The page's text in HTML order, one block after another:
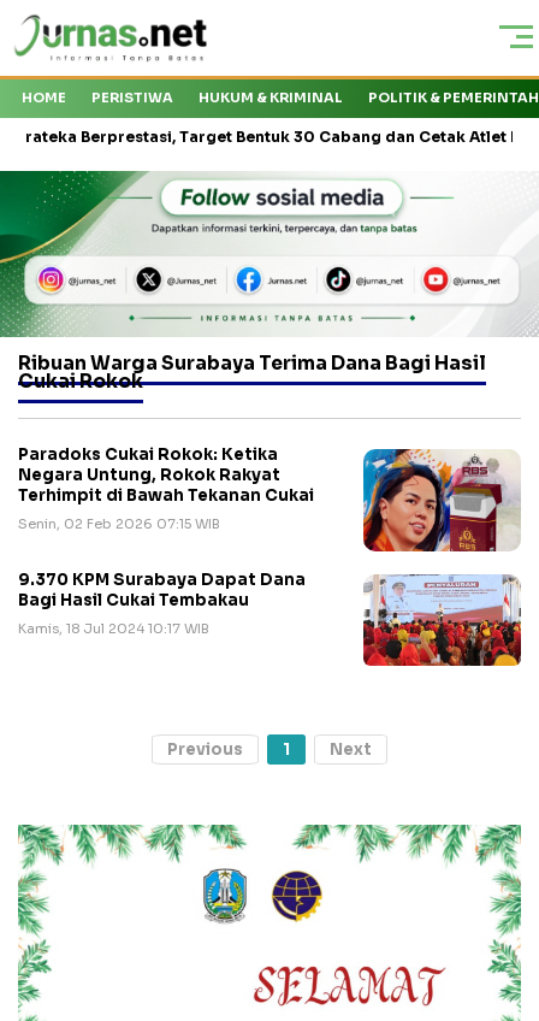
HOME PERISTIWA HUKUM & KRIMINAL POLITIK &
Berprestasi, Target Bentuk 30 Cabang dan Cetak Atlet Nasional
Ribuan Warga Surabaya Terima Dana Bagi Hasil
Cukai Rokok
Paradoks Cukai Rokok: Ketika
Negara Untung, Rokok Rakyat
Terhimpit di Bawah Tekanan Cukai
Senin, 02 Feb 2026 07:15 WIB
9.370 KPM Surabaya Dapat Dana
Bagi Hasil Cukai Tembakau
Kamis, 18 Jul 2024 10:17 WIB
Previous 1 Next